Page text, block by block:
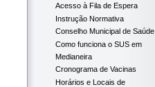
Acesso à Fila de Espera
Instrução Normativa
Conselho Municipal de Saúde
Como funciona o SUS em
Medianeira
Cronograma de Vacinas
Horários e Locais de